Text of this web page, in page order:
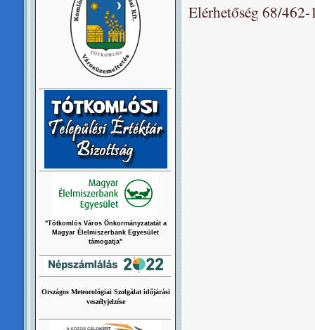
Elérhetőség 68/
"Tótkomlós Város Önkormányzatatát a
Magyar Élelmiszerbank Egyesület
támogatja"
Országos Meteorológiai Szolgálat időjárási
veszélyjelzése